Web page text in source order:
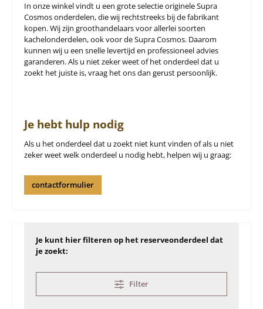
In onze winkel vindt u een grote selectie originele Supra
Cosmos onderdelen, die wij rechtstreeks bij de fabrikant
kopen. Wij zijn groothandelaars voor allerlei soorten
kachelonderdelen, ook voor de Supra Cosmos. Daarom
kunnen wij u een snelle levertijd en professioneel advies
garanderen. Als u niet zeker weet of het onderdeel dat u
zoekt het juiste is, vraag het ons dan gerust persoonlijk.
Je hebt hulp nodig
Als u het onderdeel dat u zoekt niet kunt vinden of als u niet
zeker weet welk onderdeel u nodig hebt, helpen wij u graag:
contactformulier
Je kunt hier filteren op het reserveonderdeel dat
je zoekt:
Filter